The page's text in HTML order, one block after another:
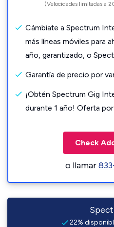
(Velocidades limitadas a
Cámbiate a Spectrum
más líneas móviles para
año, garantizado, o
Garantía de precio por
¡Obtén Spectrum Gig
durante 1 año! Oferta
Check
o llamar
22%